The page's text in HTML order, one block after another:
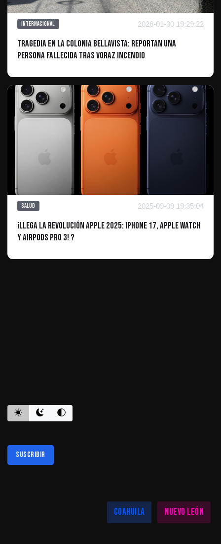
Internacional 2026-01-30 19:29:22
Tragedia en la colonia Bellavista: Reportan una
persona fallecida tras voraz incendio
Salud 2025-09-09 19:35:04
¡Llega la Revolución Apple 2025: iPhone 17, Apple Watch
y AirPods Pro 3! ?
Suscribir
Coahuila
Nuevo León